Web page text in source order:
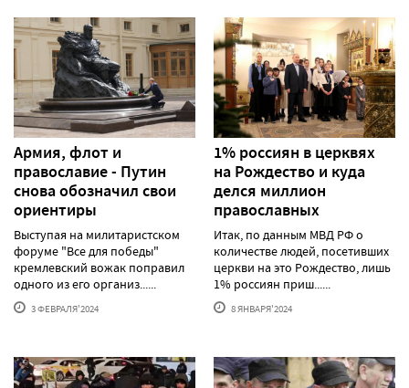
Армия, флот и
православие - Путин
снова обозначил свои
ориентиры
Выступая на милитаристском
форуме "Все для победы"
кремлевский вожак поправил
одного из его организ......
3 ФЕВРАЛЯ'2024
1% россиян в церквях
на Рождество и куда
делся миллион
православных
Итак, по данным МВД РФ о
количестве людей, посетивших
церкви на это Рождество, лишь
1% россиян приш......
8 ЯНВАРЯ'2024